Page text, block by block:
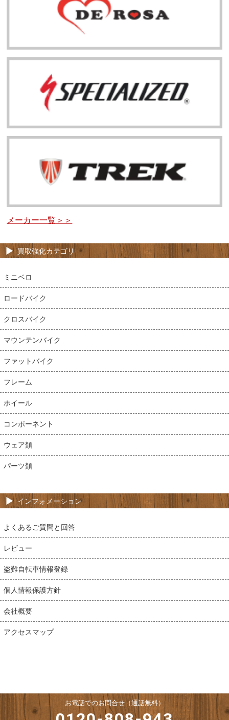
メーカー一覧＞＞
買取強化カテゴリ
ミニベロ
ロードバイク
クロスバイク
マウンテンバイク
ファットバイク
フレーム
ホイール
コンポーネント
ウェア類
パーツ類
インフォメーション
よくあるご質問と回答
レビュー
盗難自転車情報登録
個人情報保護方針
会社概要
アクセスマップ
お電話でのお問合せ（通話無料）